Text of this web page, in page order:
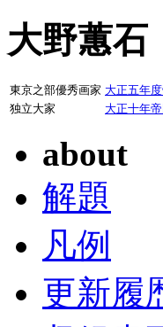
大野蕙石
東京之部優秀画家 大正五年
独立大家
大正十年
about
解題
凡例
更新履